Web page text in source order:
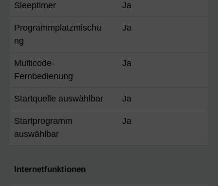
Sleeptimer Ja
Programmplatzmischu
ng
Ja
Multicode-
Fernbedienung
Ja
Startquelle auswählbar Ja
Startprogramm
auswählbar
Ja
Internetfunktionen